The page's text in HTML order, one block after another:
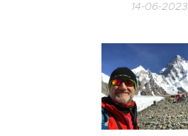
14-06-2023